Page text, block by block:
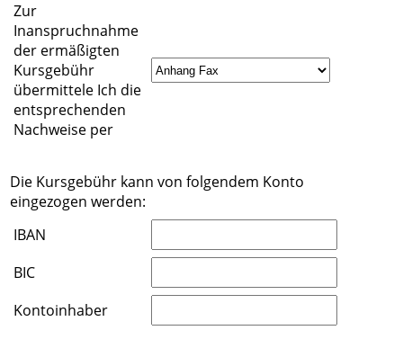
Zur
Inanspruchnahme
der ermäßigten
Kursgebühr
übermittele Ich die
entsprechenden
Nachweise per
Die Kursgebühr kann von folgendem Konto
eingezogen werden:
IBAN
BIC
Kontoinhaber